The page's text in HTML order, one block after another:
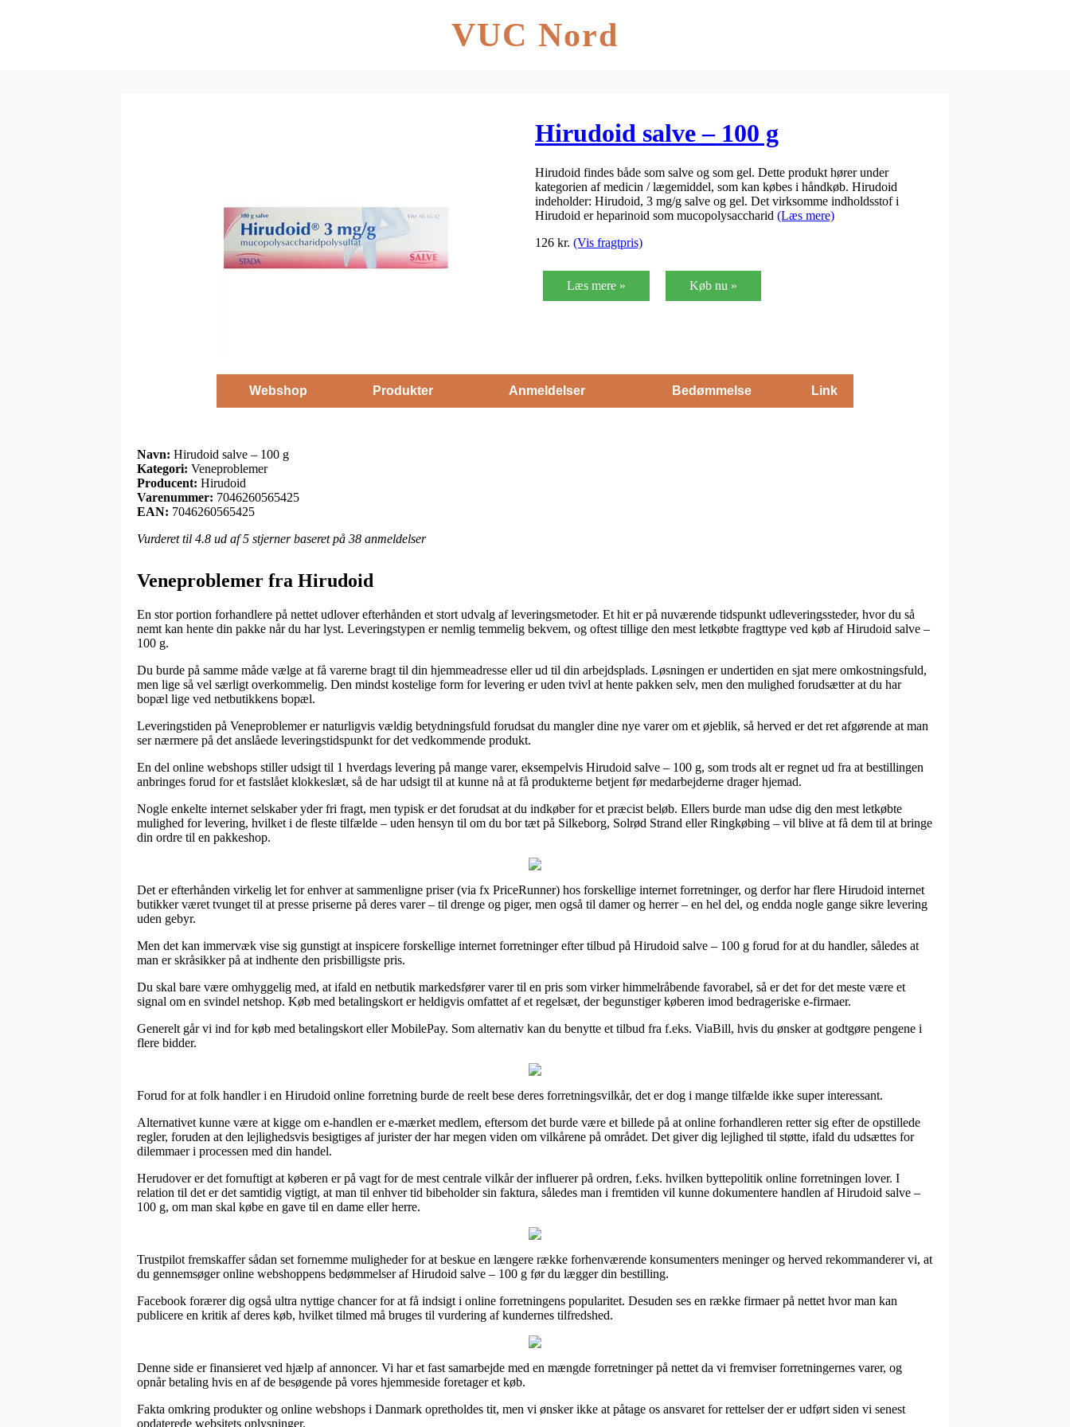
VUC Nord
Hirudoid salve – 100 g
Hirudoid findes både som salve og som gel. Dette produkt hører under
kategorien af medicin / lægemiddel, som kan købes i håndkøb. Hirudoid
indeholder: Hirudoid, 3 mg/g salve og gel. Det virksomme indholdsstof i
Hirudoid er heparinoid som mucopolysaccharid (Læs mere)
126 kr. (Vis fragtpris)
Læs mere » Køb nu »
Webshop Produkter Anmeldelser Bedømmelse Link
Navn: Hirudoid salve – 100 g
Kategori: Veneproblemer
Producent: Hirudoid
Varenummer: 7046260565425
EAN: 7046260565425
Vurderet til 4.8 ud af 5 stjerner baseret på 38 anmeldelser
Veneproblemer fra Hirudoid
En stor portion forhandlere på nettet udlover efterhånden et stort udvalg af leveringsmetoder. Et hit er på nuværende tidspunkt udleveringssteder, hvor du så
nemt kan hente din pakke når du har lyst. Leveringstypen er nemlig temmelig bekvem, og oftest tillige den mest letkøbte fragttype ved køb af Hirudoid salve –
100 g.
Du burde på samme måde vælge at få varerne bragt til din hjemmeadresse eller ud til din arbejdsplads. Løsningen er undertiden en sjat mere omkostningsfuld,
men lige så vel særligt overkommelig. Den mindst kostelige form for levering er uden tvivl at hente pakken selv, men den mulighed forudsætter at du har
bopæl lige ved netbutikkens bopæl.
Leveringstiden på Veneproblemer er naturligvis vældig betydningsfuld forudsat du mangler dine nye varer om et øjeblik, så herved er det ret afgørende at man
ser nærmere på det anslåede leveringstidspunkt for det vedkommende produkt.
En del online webshops stiller udsigt til 1 hverdags levering på mange varer, eksempelvis Hirudoid salve – 100 g, som trods alt er regnet ud fra at bestillingen
anbringes forud for et fastslået klokkeslæt, så de har udsigt til at kunne nå at få produkterne betjent før medarbejderne drager hjemad.
Nogle enkelte internet selskaber yder fri fragt, men typisk er det forudsat at du indkøber for et præcist beløb. Ellers burde man udse dig den mest letkøbte
mulighed for levering, hvilket i de fleste tilfælde – uden hensyn til om du bor tæt på Silkeborg, Solrød Strand eller Ringkøbing – vil blive at få dem til at bringe
din ordre til en pakkeshop.
Det er efterhånden virkelig let for enhver at sammenligne priser (via fx PriceRunner) hos forskellige internet forretninger, og derfor har flere Hirudoid internet
butikker været tvunget til at presse priserne på deres varer – til drenge og piger, men også til damer og herrer – en hel del, og endda nogle gange sikre levering
uden gebyr.
Men det kan immervæk vise sig gunstigt at inspicere forskellige internet forretninger efter tilbud på Hirudoid salve – 100 g forud for at du handler, således at
man er skråsikker på at indhente den prisbilligste pris.
Du skal bare være omhyggelig med, at ifald en netbutik markedsfører varer til en pris som virker himmelråbende favorabel, så er det for det meste være et
signal om en svindel netshop. Køb med betalingskort er heldigvis omfattet af et regelsæt, der begunstiger køberen imod bedrageriske e-firmaer.
Generelt går vi ind for køb med betalingskort eller MobilePay. Som alternativ kan du benytte et tilbud fra f.eks. ViaBill, hvis du ønsker at godtgøre pengene i
flere bidder.
Forud for at folk handler i en Hirudoid online forretning burde de reelt bese deres forretningsvilkår, det er dog i mange tilfælde ikke super interessant.
Alternativet kunne være at kigge om e-handlen er e-mærket medlem, eftersom det burde være et billede på at online forhandleren retter sig efter de opstillede
regler, foruden at den lejlighedsvis besigtiges af jurister der har megen viden om vilkårene på området. Det giver dig lejlighed til støtte, ifald du udsættes for
dilemmaer i processen med din handel.
Herudover er det fornuftigt at køberen er på vagt for de mest centrale vilkår der influerer på ordren, f.eks. hvilken byttepolitik online forretningen lover. I
relation til det er det samtidig vigtigt, at man til enhver tid bibeholder sin faktura, således man i fremtiden vil kunne dokumentere handlen af Hirudoid salve –
100 g, om man skal købe en gave til en dame eller herre.
Trustpilot fremskaffer sådan set fornemme muligheder for at beskue en længere række forhenværende konsumenters meninger og herved rekommanderer vi, at
du gennemsøger online webshoppens bedømmelser af Hirudoid salve – 100 g før du lægger din bestilling.
Facebook forærer dig også ultra nyttige chancer for at få indsigt i online forretningens popularitet. Desuden ses en række firmaer på nettet hvor man kan
publicere en kritik af deres køb, hvilket tilmed må bruges til vurdering af kundernes tilfredshed.
Denne side er finansieret ved hjælp af annoncer. Vi har et fast samarbejde med en mængde forretninger på nettet da vi fremviser forretningernes varer, og
opnår betaling hvis en af de besøgende på vores hjemmeside foretager et køb.
Fakta omkring produkter og online webshops i Danmark opretholdes tit, men vi ønsker ikke at påtage os ansvaret for rettelser der er udført siden vi senest
opdaterede websitets oplysninger.